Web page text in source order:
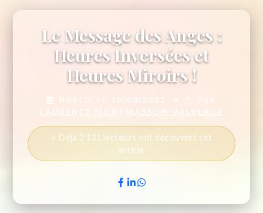
Le Message des Anges :
Heures Inversées et
Heures Miroirs !
PUBLIÉ LE 19/08/2022 •
PAR
LAURENCE MONTMASSON-VALVERDE
⭐ Déjà 2 131 lecteurs ont découvert cet
article